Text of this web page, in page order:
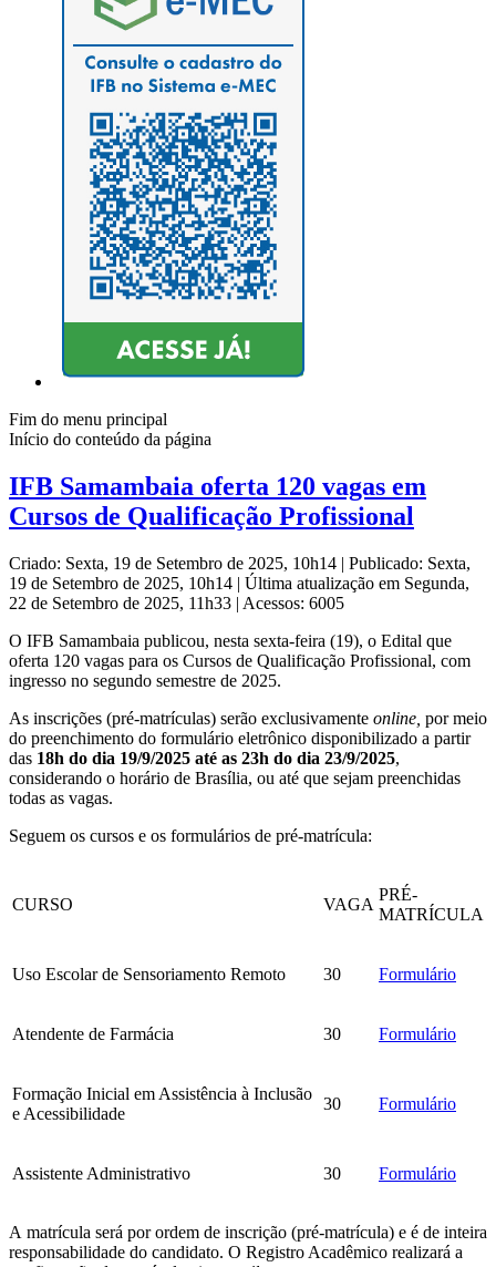
Fim do menu principal
Início do conteúdo da página
IFB Samambaia oferta 120 vagas em
Cursos de Qualificação Profissional
Criado: Sexta, 19 de Setembro de 2025, 10h14 | Publicado: Sexta,
19 de Setembro de 2025, 10h14 | Última atualização em Segunda,
22 de Setembro de 2025, 11h33 | Acessos: 6005
O IFB Samambaia publicou, nesta sexta-feira (19), o Edital que
oferta 120 vagas para os Cursos de Qualificação Profissional, com
ingresso no segundo semestre de 2025.
As inscrições (pré-matrículas) serão exclusivamente online, por meio
do preenchimento do formulário eletrônico disponibilizado a partir
das 18h do dia 19/9/2025 até as 23h do dia 23/9/2025,
considerando o horário de Brasília, ou até que sejam preenchidas
todas as vagas.
Seguem os cursos e os formulários de pré-matrícula:
CURSO VAGA
PRÉ-
MATRÍCULA
Uso Escolar de Sensoriamento Remoto 30 Formulário
Atendente de Farmácia 30 Formulário
Formação Inicial em Assistência à Inclusão
e Acessibilidade
30 Formulário
Assistente Administrativo 30 Formulário
A matrícula será por ordem de inscrição (pré-matrícula) e é de inteira
responsabilidade do candidato. O Registro Acadêmico realizará a